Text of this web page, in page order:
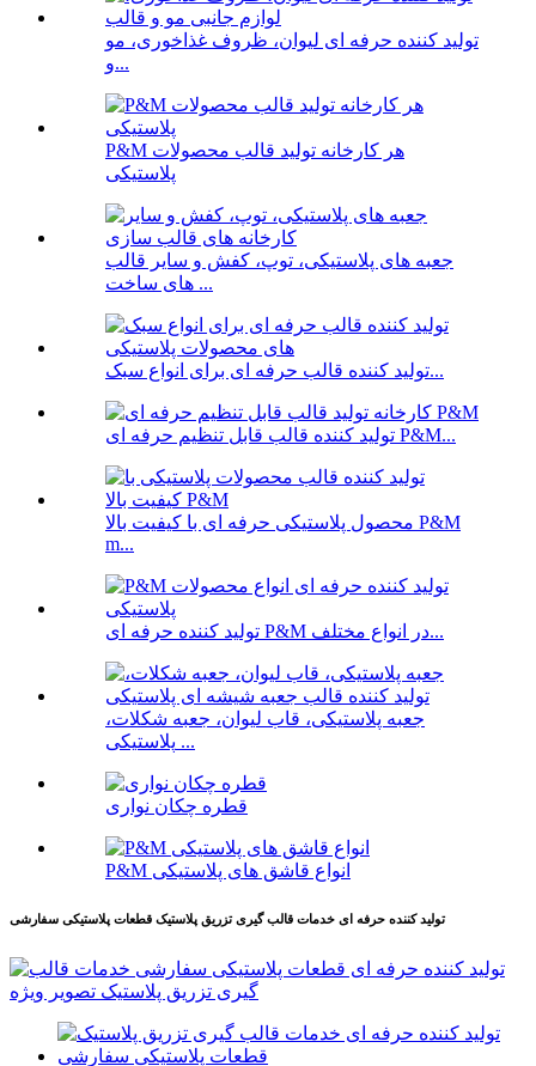
تولید کننده حرفه ای لیوان، ظروف غذاخوری، مو
و...
P&M هر کارخانه تولید قالب محصولات
پلاستیکی
جعبه های پلاستیکی، توپ، کفش و سایر قالب
های ساخت ...
تولید کننده قالب حرفه ای برای انواع سبک...
تولید کننده قالب قابل تنظیم حرفه ای P&M...
محصول پلاستیکی حرفه ای با کیفیت بالا P&M
m...
تولید کننده حرفه ای P&M در انواع مختلف...
جعبه پلاستیکی، قاب لیوان، جعبه شکلات،
پلاستیکی ...
قطره چکان نواری
P&M انواع قاشق های پلاستیکی
تولید کننده حرفه ای خدمات قالب گیری تزریق پلاستیک قطعات پلاستیکی سفارشی